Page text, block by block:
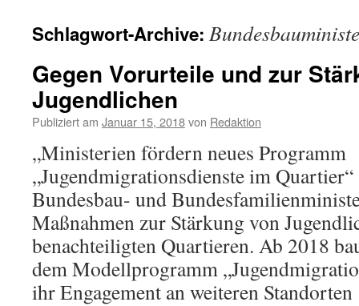
Schlagwort-Archive:
Gegen Vorurteile und zur
Jugendlichen
Publiziert am Januar 15, 2018von Redaktion
„Ministerien fördern neues Programm
„Jugendmigrationsdienste im
Bundesbau- und
Maßnahmen zur Stärkung von
benachteiligten Quartieren. Ab 2018
dem Modellprogramm
ihr Engagement an weiteren